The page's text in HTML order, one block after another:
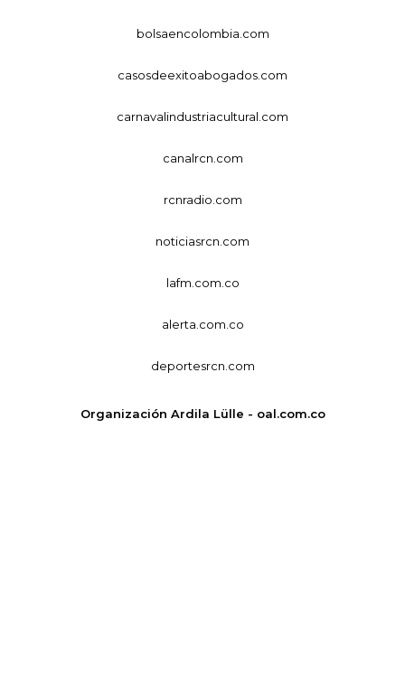
bolsaencolombia.com
casosdeexitoabogados.com
carnavalindustriacultural.com
canalrcn.com
rcnradio.com
noticiasrcn.com
lafm.com.co
alerta.com.co
deportesrcn.com
Organización Ardila Lülle - oal.com.co